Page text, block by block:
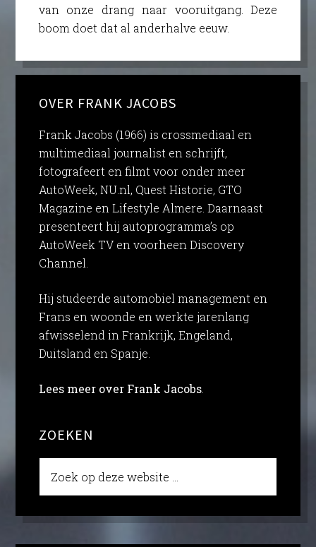
van onze drang naar vooruitgang. Deze
boom doet dat al anderhalve eeuw.
OVER FRANK JACOBS
Frank Jacobs (1966) is crossmediaal en
multimediaal journalist en schrijft,
fotografeert en filmt voor onder meer
AutoWeek, NU.nl, Quest Historie, GTO
Magazine en Lifestyle Almere. Daarnaast
presenteert hij autoprogramma’s op
AutoWeek TV en voorheen Discovery
Channel.
Hij studeerde automobiel management en
Frans en woonde en werkte jarenlang
afwisselend in Frankrijk, Engeland,
Duitsland en Spanje.
Lees meer over Frank Jacobs.
ZOEKEN